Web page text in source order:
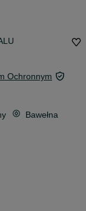
Ochronnym
Bawełna